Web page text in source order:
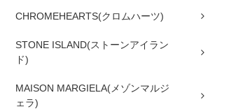
CHROMEHEARTS(クロムハーツ)
STONE ISLAND(ストーンアイラン
ド)
MAISON MARGIELA(メゾンマルジ
ェラ)